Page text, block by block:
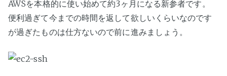
AWSを本格的に使い始めて約3ヶ月になる新参者です。
便利過ぎて今までの時間を返して欲しいくらいなのです
が過ぎたものは仕方ないので前に進みましょう。